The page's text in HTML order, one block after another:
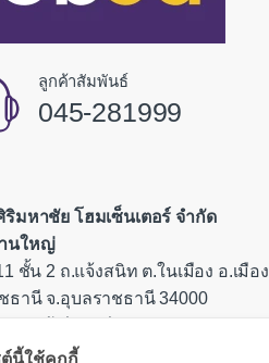
ลูกค้าสัมพันธ์
045-281999
มหาชัย โฮมเซ็นเตอร์ จำกัด
นใหญ่
ชั้น 2 ถ.แจ้งสนิท ต.ในเมือง อ.เมือง
ธานี จ.อุบลราชธานี 34000
ต์นี้ใช้คุกกี้